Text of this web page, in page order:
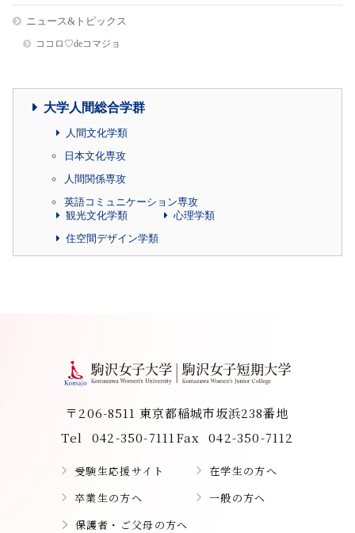
ニュース&トピックス
ココロ♡deコマジョ
大学人間総合学群
人間文化学類
日本文化専攻
人間関係専攻
英語コミュニケーション専攻
観光文化学類
心理学類
住空間デザイン学類
〒206-8511 東京都稲城市坂浜238番地
Tel
042-350-7111 Fax 042-350-7112
受験生応援サイト
在学生の方へ
卒業生の方へ
一般の方へ
保護者・ご父母の方へ